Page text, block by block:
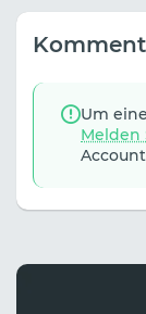
Um
Melden
Account